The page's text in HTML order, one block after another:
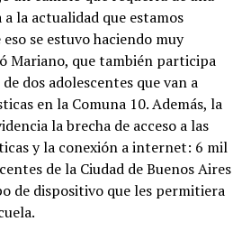
la actualidad que estamos
se estuvo haciendo muy
Mariano, que también participa
dos adolescentes que van a
en la Comuna 10. Además, la
la brecha de acceso a las
y la conexión a internet: 6 mil
de la Ciudad de Buenos Aires
de dispositivo que les permitiera